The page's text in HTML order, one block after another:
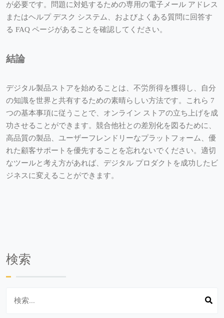
が必要です。問題に対処するための専用の電子メール アドレス
またはヘルプ デスク システム、およびよくある質問に回答す
る FAQ ページがあることを確認してください。
結論
デジタル製品ストアを始めることは、不労所得を獲得し、自分
の知識を世界と共有するための素晴らしい方法です。これら 7
つの基本事項に従うことで、オンライン ストアの立ち上げを成
功させることができます。競合他社との差別化を図るために、
高品質の製品、ユーザーフレンドリーなプラットフォーム、優
れた顧客サポートを優先することを忘れないでください。適切
なツールと考え方があれば、デジタル プロダクトを成功したビ
ジネスに変えることができます。
検索